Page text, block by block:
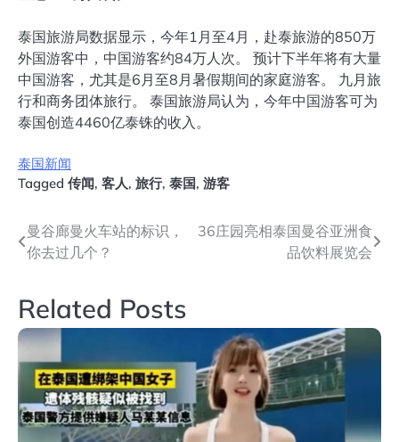
泰国旅游局数据显示，今年1月至4月，赴泰旅游的850万
外国游客中，中国游客约84万人次。 预计下半年将有大量
中国游客，尤其是6月至8月暑假期间的家庭游客。 九月旅
行和商务团体旅行。 泰国旅游局认为，今年中国游客可为
泰国创造4460亿泰铢的收入。
泰国新闻
Tagged 传闻, 客人, 旅行, 泰国, 游客
文
章
导
航
曼谷廊曼火车站的标识，
你去过几个？
36庄园亮相泰国曼谷亚洲食
品饮料展览会
Related Posts